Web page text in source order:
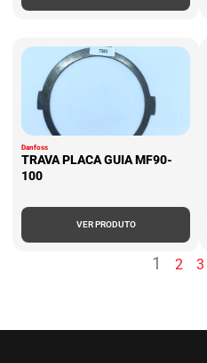
Danfoss
TRAVA PLACA GUIA MF90-
100
VER PRODUTO
1 2 3